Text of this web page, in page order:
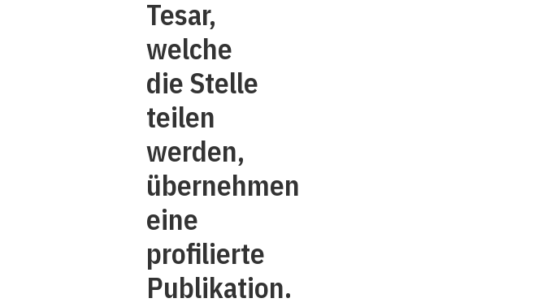
Tesar,
welche
die Stelle
­teilen
werden,
übernehmen
eine
profilierte
Publikation.